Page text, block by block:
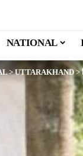
NATIONAL
>UTTARAKHAND>